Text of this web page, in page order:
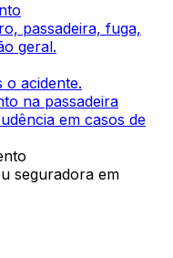
passadeira, fuga,
geral.
o acidente.
na passadeira
em casos de
seguradora em